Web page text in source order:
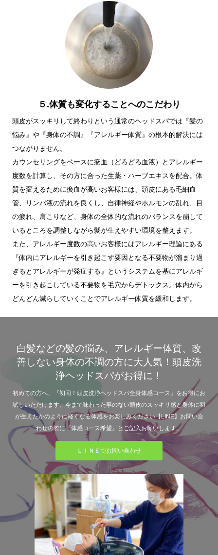
５.体質も変化することへのこだわり
頭皮がスッキリして終わりという通常のヘッドスパでは『髪の
悩み』や『身体の不調』『アレルギー体質』の根本的解決には
つながりません。
カウンセリングをベースに瘀血（どろどろ血液）とアレルギー
度数を計算し、その方に合った生薬・ハーブエキスを配合。体
質を変えるために瘀血が高いお客様には、頭皮にある毛細血
管、リンパ液の流れを良くし、自律神経やホルモンの乱れ、目
の疲れ、肩こりなど、身体の全体的な流れのバランスを崩して
いるところを調整しながら髪が生えやすい環境を整えます。
また、アレルギー度数の高いお客様にはアレルギー理論にある
『体内にアレルギーを引き起こす要因となる不要物が溜まり過
ぎるとアレルギーが発症する』というシステムを基にアレルギ
ーを引き起こしている不要物を毛穴からデトックス。体内から
どんどん減らしていくことでアレルギー体質を緩和します。
白髪などの髪の悩み、アレルギー体質、改
善しない身体の不調の方に大人気！頭皮洗
浄ヘッドスパがお得に！
初めての方へ、『初回！頭皮洗浄ヘッドスパ全身体感コース』をお得にお
試しいただけます。今まで味わった事のない頭皮のスッキリ感と身体に羽
が生えたかのように軽くなる体感をお楽しみください【LINE】お問い合
わせの際に『体感コース希望』とご記入お願いします。
ＬＩＮＥでお問い合わせ